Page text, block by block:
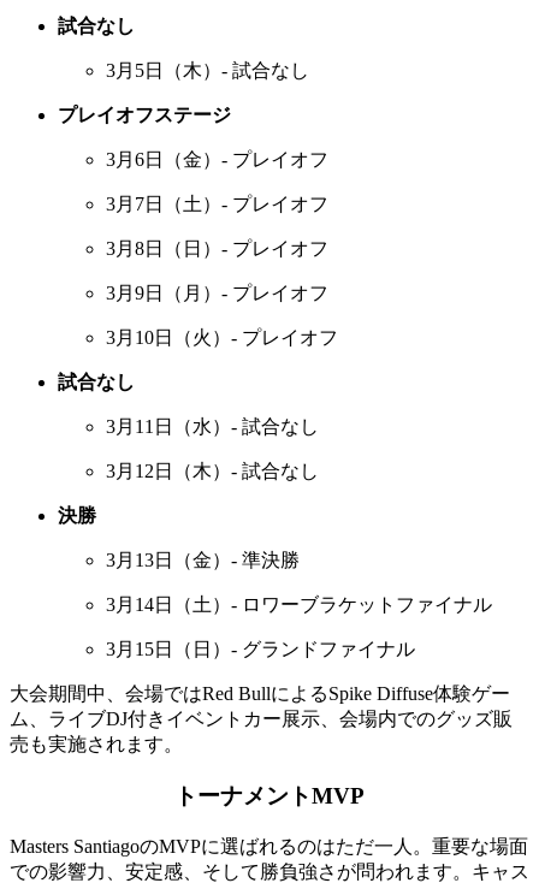
試合なし
3月5日（木）- 試合なし
プレイオフステージ
3月6日（金）- プレイオフ
3月7日（土）- プレイオフ
3月8日（日）- プレイオフ
3月9日（月）- プレイオフ
3月10日（火）- プレイオフ
試合なし
3月11日（水）- 試合なし
3月12日（木）- 試合なし
決勝
3月13日（金）- 準決勝
3月14日（土）- ロワーブラケットファイナル
3月15日（日）- グランドファイナル
大会期間中、会場ではRed BullによるSpike Diffuse体験ゲー
ム、ライブDJ付きイベントカー展示、会場内でのグッズ販
売も実施されます。
トーナメントMVP
Masters SantiagoのMVPに選ばれるのはただ一人。重要な場面
での影響力、安定感、そして勝負強さが問われます。キャス